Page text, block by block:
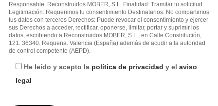
Responsable: Reconstruidos MOBER, S.L. Finalidad: Tramitar tu solicitud
Legitimación: Requerimos tu consentimiento Destinatarios: No compartimos
tus datos con terceros Derechos: Puede revocar el consentimiento y ejercer
sus Derechos a acceder, rectificar, oponerse, limitar, portar y suprimir los
datos, escribiendo a Reconstruidos MOBER, S.L., en Calle Constritución,
121. 36340. Requena. Valencia (España) además de acudir a la autoridad
de control competente (AEPD).
He leído y acepto la política de privacidad y el aviso
legal